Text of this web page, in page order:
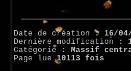
Date de création : 16/
Dernière modification :
Catégorie : Massif
Page lue10113 fois